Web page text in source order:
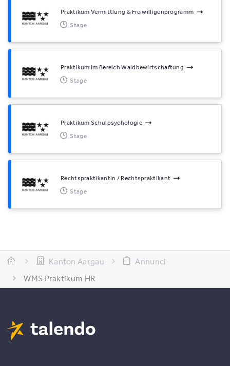
Praktikum Vermittlung & Freiwilligenprogramm
Stage
Praktikum im Bereich Waldbewirtschaftung
Stage
Praktikum Schulpsychologie
Stage
Rechtspraktikantin / Rechtspraktikant
Stage
Kanton Aargau
Annunci
WMS Praktikum HR